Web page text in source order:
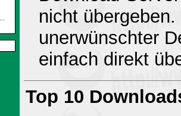
nicht
unerwünschter
einfach direkt
Top 10